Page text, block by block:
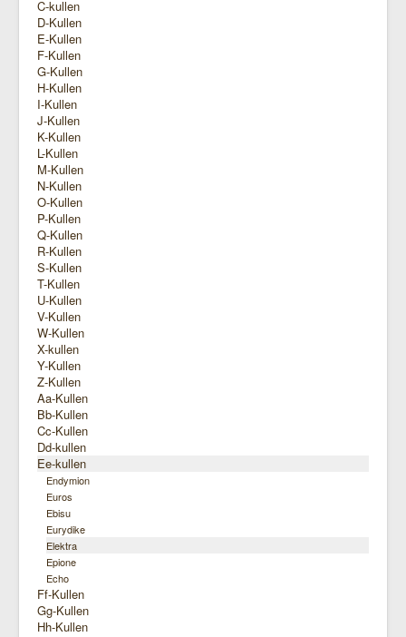
C-kullen
D-Kullen
E-Kullen
F-Kullen
G-Kullen
H-Kullen
I-Kullen
J-Kullen
K-Kullen
L-Kullen
M-Kullen
N-Kullen
O-Kullen
P-Kullen
Q-Kullen
R-Kullen
S-Kullen
T-Kullen
U-Kullen
V-Kullen
W-Kullen
X-kullen
Y-Kullen
Z-Kullen
Aa-Kullen
Bb-Kullen
Cc-Kullen
Dd-kullen
Ee-kullen
Endymion
Euros
Ebisu
Eurydike
Elektra
Epione
Echo
Ff-Kullen
Gg-Kullen
Hh-Kullen